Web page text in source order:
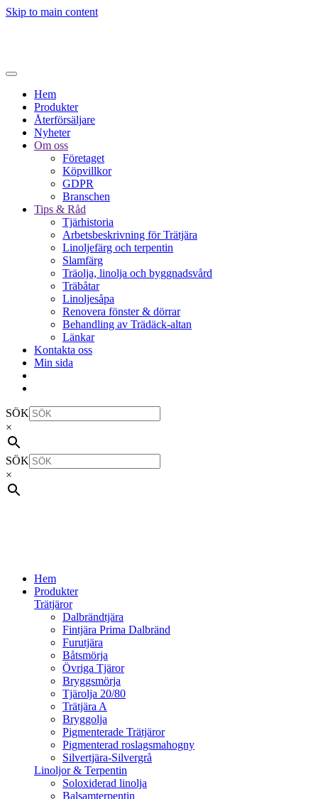
Skip to main content
Hem
Produkter
Återförsäljare
Nyheter
Om oss
Företaget
Köpvillkor
GDPR
Branschen
Tips & Råd
Tjärhistoria
Arbetsbeskrivning för Trätjära
Linoljefärg och terpentin
Slamfärg
Träolja, linolja och byggnadsvård
Träbåtar
Linoljesåpa
Renovera fönster & dörrar
Behandling av Trädäck-altan
Länkar
Kontakta oss
Min sida
SÖK
×
SÖK
×
Hem
Produkter
Trätjäror
Dalbrändtjära
Fintjära Prima Dalbränd
Furutjära
Båtsmörja
Övriga Tjäror
Bryggsmörja
Tjärolja 20/80
Trätjära A
Bryggolja
Pigmenterade Trätjäror
Pigmenterad roslagsmahogny
Silvertjära-Silvergrå
Linoljor & Terpentin
Soloxiderad linolja
Balsamterpentin